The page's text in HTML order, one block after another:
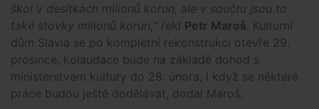
škol v desítkách milionů korun, ale v součtu jsou to
také stovky milionů korun, " řekl Petr Maroš. Kulturní
dům Slavia se po kompletní rekonstrukci otevře 29.
prosince, kolaudace bude na základě dohod s
ministerstvem kultury do 28. února, i když se některé
práce budou ještě dodělávat, dodal Maroš.